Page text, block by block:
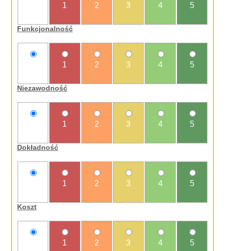
1 2 3 4 5
Funkcjonalność
1 2 3 4 5
Niezawodność
1 2 3 4 5
Dokładność
1 2 3 4 5
Koszt
1 2 3 4 5